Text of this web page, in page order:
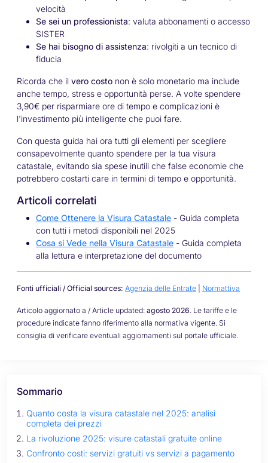
velocità
Se sei un professionista: valuta abbonamenti o accesso
SISTER
Se hai bisogno di assistenza: rivolgiti a un tecnico di
fiducia
Ricorda che il vero costo non è solo monetario ma include
anche tempo, stress e opportunità perse. A volte spendere
3,90€ per risparmiare ore di tempo e complicazioni è
l'investimento più intelligente che puoi fare.
Con questa guida hai ora tutti gli elementi per scegliere
consapevolmente quanto spendere per la tua visura
catastale, evitando sia spese inutili che false economie che
potrebbero costarti care in termini di tempo e opportunità.
Articoli correlati
Come Ottenere la Visura Catastale - Guida completa
con tutti i metodi disponibili nel 2025
Cosa si Vede nella Visura Catastale - Guida completa
alla lettura e interpretazione del documento
Fonti ufficiali / Official sources: Agenzia delle Entrate Normattiva
Articolo aggiornato a / Article updated: agosto 2026. Le tariffe e le
procedure indicate fanno riferimento alla normativa vigente. Si
consiglia di verificare eventuali aggiornamenti sul portale ufficiale.
Sommario
Quanto costa la visura catastale nel 2025: analisi
completa dei prezzi
La rivoluzione 2025: visure catastali gratuite online
Confronto costi: servizi gratuiti vs servizi a pagamento